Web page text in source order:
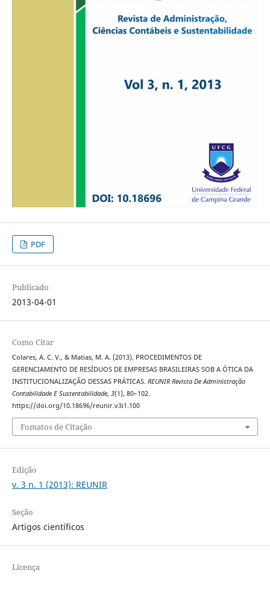
PDF
Publicado
2013-04-01
Como Citar
Colares, A. C. V., & Matias, M. A. (2013). PROCEDIMENTOS DE
GERENCIAMENTO DE RESÍDUOS DE EMPRESAS BRASILEIRAS SOB A ÓTICA DA
INSTITUCIONALIZAÇÃO DESSAS PRÁTICAS. REUNIR Revista De Administração
Contabilidade E Sustentabilidade, 3(1), 80–102.
https://doi.org/10.18696/reunir.v3i1.100
Fomatos de Citação
Edição
v. 3 n. 1 (2013): REUNIR
Seção
Artigos científicos
Licença